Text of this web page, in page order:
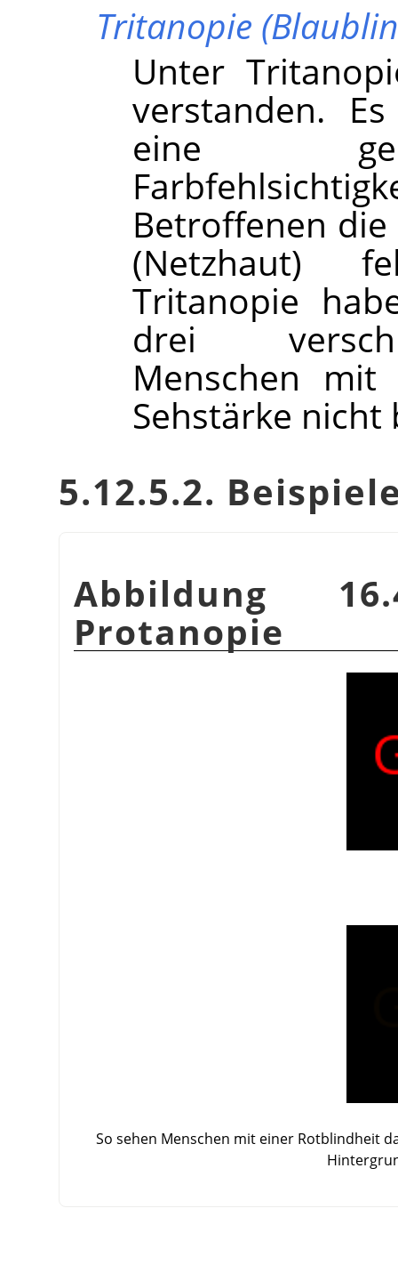
Tritanopie
Unter
verstanden.
eine
Betroffenen
(Netzhaut)
Tritanopie
drei
Menschen
Sehstärke
5.12.5.2.
Abbildung
Protanopie
So sehen Menschen mit einer Rotblindheit